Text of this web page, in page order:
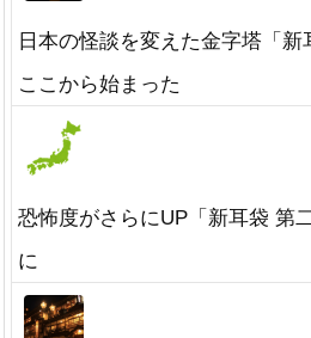
日本の怪談を変えた金字塔「
ここから始まった
恐怖度がさらにUP「新耳袋 第
に